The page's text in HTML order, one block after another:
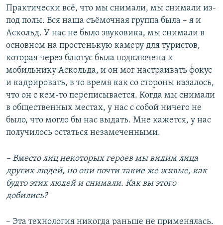
Практически всё, что мы снимали, мы снимали из-
под полы. Вся наша съёмочная группа была – я и
Аскольд. У нас не было звуковика, мы снимали в
основном на простенькую камеру для туристов,
которая через блютус была подключена к
мобильнику Аскольда, и он мог настраивать фокус
и кадрировать, в то время как со стороны казалось,
что он с кем-то переписывается. Когда мы снимали
в общественных местах, у нас с собой ничего не
было, что могло бы нас выдать. Мне кажется, у нас
получилось остаться незамеченными.
– Вместо лиц некоторых героев мы видим лица
других людей, но они почти такие же живые, как
будто этих людей и снимали. Как вы этого
добились?
– Эта технология никогда раньше не применялась.